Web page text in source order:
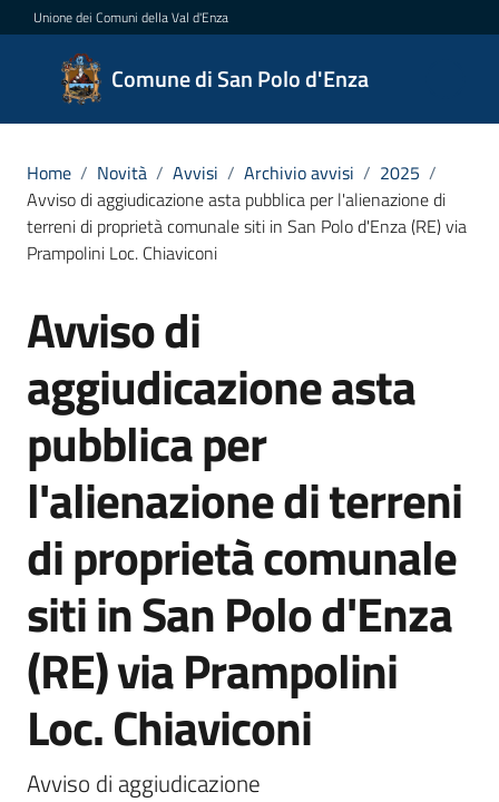
Vai al contenuto
Vai alla navigazione
Vai al footer
Unione dei Comuni della Val d'Enza
Comune di San Polo d'Enza
Comune
di San
d'Enza
Novità
Servizi
Vivere
San
Polo
d'Enza
A
Home / Novità / Avvisi / Archivio avvisi / 2025 /
Avviso di aggiudicazione asta pubblica per l'alienazione di
terreni di proprietà comunale siti in San Polo d'Enza (RE) via
Prampolini Loc. Chiaviconi
Salta al contenuto
Avviso di
aggiudicazione asta
pubblica per
l'alienazione di terreni
di proprietà comunale
siti in San Polo d'Enza
(RE) via Prampolini
Loc. Chiaviconi
Avviso di aggiudicazione